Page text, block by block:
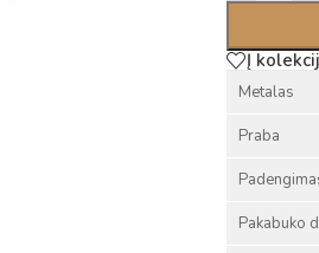
Į
Metalas
Praba
Pakabuko